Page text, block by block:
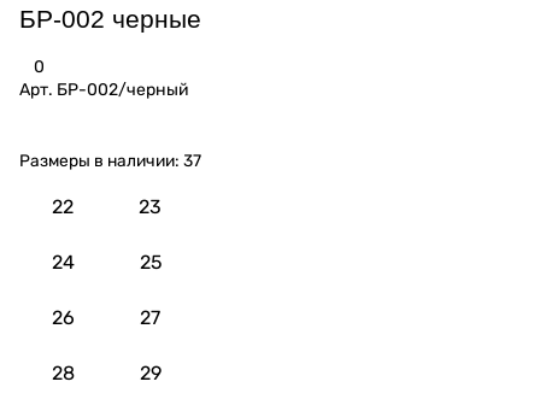
БР-002 черные
0
Арт. БР-002/черный
Размеры в наличии: 37
22 23
24 25
26 27
28 29